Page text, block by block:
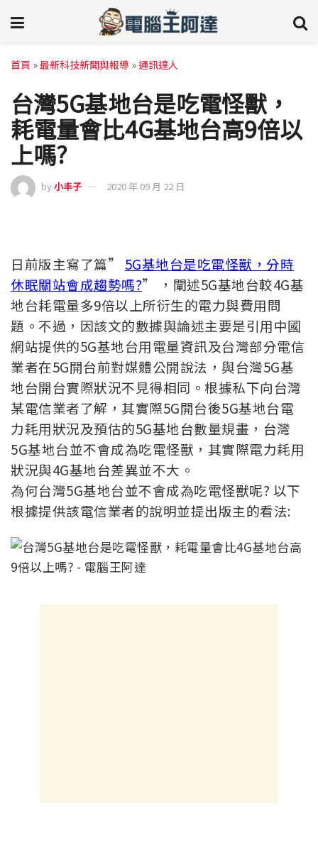
首頁 »最新科技新聞與報導 »通訊達人
台灣5G基地台是吃電怪獸，
耗電量會比4G基地台高9倍以
上嗎?
by小丰子 2020 年 09 月 22 日
日前版主寫了篇” 5G基地台是吃電怪獸，分時
休眠關站會成趨勢嗎?” ，闡述5G基地台較4G基
地台耗電量多9倍以上所衍生的電力與費用問
題。不過，因該文的數據與論述主要是引用中國
網站提供的5G基地台用電量資訊及台灣部分電信
業者在5G開台前對媒體公開說法，與台灣5G基
地台開台實際狀況不見得相同。根據私下向台灣
某電信業者了解，其實際5G開台後5G基地台電
力耗用狀況及預估的5G基地台數量規畫，台灣
5G基地台並不會成為吃電怪獸，其實際電力耗用
狀況與4G基地台差異並不大。
為何台灣5G基地台並不會成為吃電怪獸呢? 以下
根據提供該電信業者的說明並提出版主的看法: